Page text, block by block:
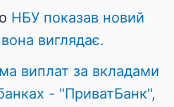
НБУ показав новий
виглядає.
виплат за вкладами
- "ПриватБанк",